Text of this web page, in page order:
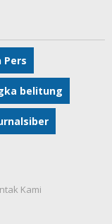
Pers
belitung
Kami